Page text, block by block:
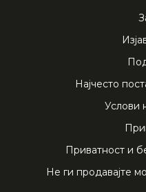
Најчесто
Услови
Приватност и
Не ги продавајте